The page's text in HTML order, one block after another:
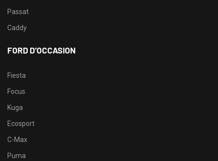
Passat
Caddy
FORD D’OCCASION
Fiesta
Focus
Kuga
Ecosport
C-Max
Puma